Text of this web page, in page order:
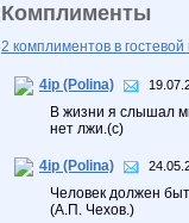
Комплименты
2 комплиментов в гостевой
4ip (Polina)
В жизни я слышал
нет лжи.(с)
4ip (Polina)
Человек должен
(А.П. Чехов.)